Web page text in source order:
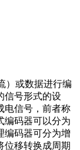
）或数据进行编
信号形式的设
电信号，前者称
编码器可以分为
编码器可分为增
位移转换成周期